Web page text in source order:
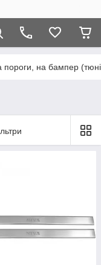
пороги, на бампер